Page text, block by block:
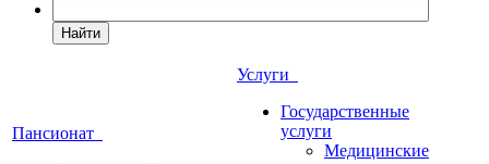
Найти
Пансионат
Услуги
Государственные
услуги
Медицинские